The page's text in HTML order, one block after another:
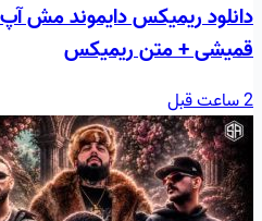
دانلود ریمیکس دایموند مش
قمیشی + متن ریمیکس
2 ساعت قبل